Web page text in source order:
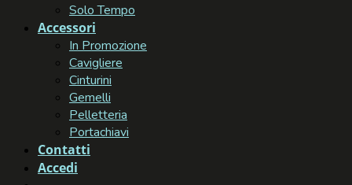
Solo Tempo
Accessori
In Promozione
Cavigliere
Cinturini
Gemelli
Pelletteria
Portachiavi
Contatti
Accedi